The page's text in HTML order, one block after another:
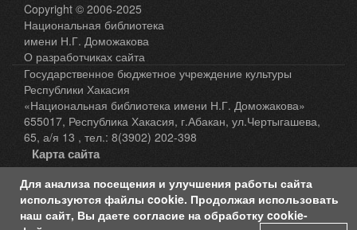
Copyright © 2006-2025
Национальная библиотека
имени Н.Г. Доможакова
О разработчиках сайта
Государственное бюджетное учреждение культуры
Республики Хакасия
«Национальная библиотека имени Н.Г. Доможакова»
655017, Республика Хакасия, г.Абакан, ул.Чертыгашева,
65, а/я 13 , тел.: 8(3902) 202-398
Карта сайта
Политика защиты и обработки персональных
данных
Для анализа посещения и улучшения работы сайта
используются файлы cookie. Продолжая использовать
наш сайт, Вы даете согласие на обработку cookie-